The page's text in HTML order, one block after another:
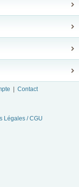
Contact
Légales / CGU